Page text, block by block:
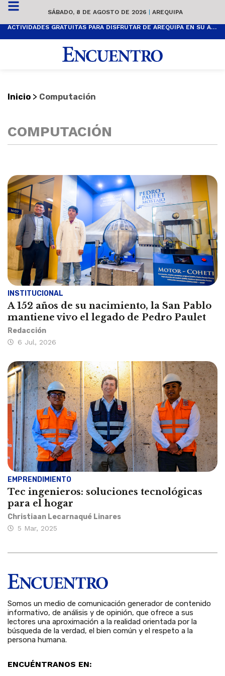
SÁBADO, 8 DE AGOSTO DE 2026 | AREQUIPA
ACTIVIDADES GRATUITAS PARA DISFRUTAR DE AREQUIPA EN SU ANIVERSARIO
Inicio > Computación
COMPUTACIÓN
INSTITUCIONAL
A 152 años de su nacimiento, la San Pablo
mantiene vivo el legado de Pedro Paulet
Redacción
6 Jul, 2026
EMPRENDIMIENTO
Tec ingenieros: soluciones tecnológicas
para el hogar
Christiaan Lecarnaqué Linares
5 Mar, 2025
Somos un medio de comunicación generador de contenido
informativo, de análisis y de opinión, que ofrece a sus
lectores una aproximación a la realidad orientada por la
búsqueda de la verdad, el bien común y el respeto a la
persona humana.
ENCUÉNTRANOS EN: